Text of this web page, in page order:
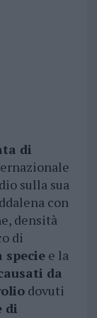
di
sulla sua
con
densità
di
e la
da
dovuti
di